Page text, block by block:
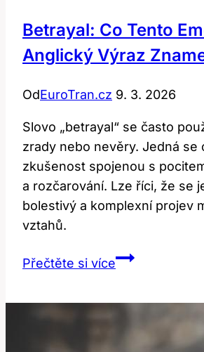
Betrayal: Co Tento
Anglický Výraz
OdEuroTran.cz 9. 3. 2026
Slovo „betrayal“ se často
zrady nebo nevěry. Jedná se
zkušenost spojenou s
a rozčarování. Lze říci, že se
bolestivý a komplexní projev
vztahů.
Přečtěte si víceBetrayal: